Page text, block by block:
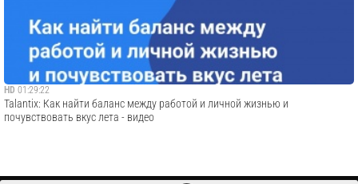
HD 01:29:22
Talantix: Как найти баланс между работой и личной жизнью и
почувствовать вкус лета - видео